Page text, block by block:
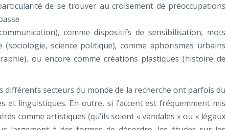
de se trouver au croisement de préoccupations
comme dispositifs de sensibilisation, mots
science politique), comme aphorismes urbains
ou encore comme créations plastiques (histoire de
différents secteurs du monde de la recherche ont parfois du
linguistiques. En outre, si l’accent est fréquemment mis
comme artistiques (qu’ils soient « vandales » ou « légaux